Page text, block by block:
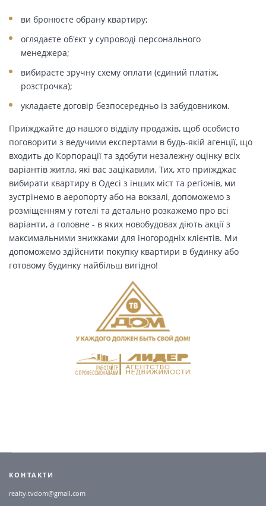
ви бронюєте обрану квартиру;
оглядаєте об'єкт у супроводі персонального
менеджера;
вибираєте зручну схему оплати (єдиний платіж,
розстрочка);
укладаєте договір безпосередньо із забудовником.
Приїжджайте до нашого відділу продажів, щоб особисто
поговорити з ведучими експертами в будь-якій агенції, що
входить до Корпорації та здобути незалежну оцінку всіх
варіантів житла, які вас зацікавили. Тих, хто приїжджає
вибирати квартиру в Одесі з інших міст та регіонів, ми
зустрінемо в аеропорту або на вокзалі, допоможемо з
розміщенням у готелі та детально розкажемо про всі
варіанти, а головне - в яких новобудовах діють акції з
максимальними знижками для іногородніх клієнтів. Ми
допоможемо здійснити покупку квартири в будинку або
готовому будинку найбільш вигідно!
КОНТАКТИ
realty.tvdom@gmail.com